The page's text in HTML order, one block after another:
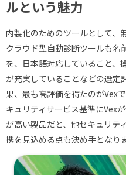
ルという魅力
内製化のためのツールとして、
クラウド型自動診断ツールも名
を、日本語対応していること、
が充実していることなどの選定
果、最も高評価を得たのがVex
キュリティサービス基準にVex
が高い製品だと、他セキュリテ
携を見込める点も決め手となり